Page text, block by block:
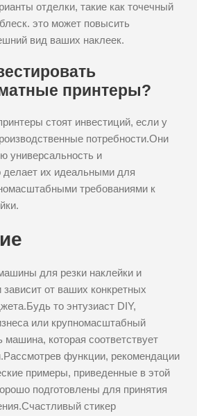
отделки, такие как точечный
это может повысить
вид ваших наклеек.
принтеры?
стоят инвестиций, если у
потребности.Они
универсальность и
делает их идеальными для
требованиями к
для резки наклейки и
от ваших конкретных
то энтузиаст DIY,
или крупномасштабный
машина, которая соответствует
функции, рекомендации
примеры, приведенные в этой
подготовлены для принятия
стикер